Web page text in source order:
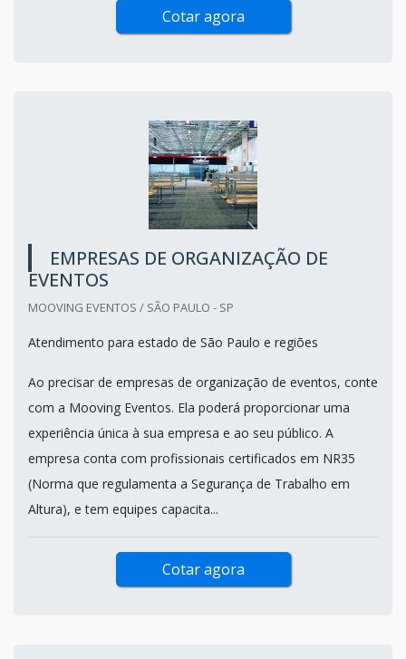
Cotar agora
EMPRESAS DE ORGANIZAÇÃO DE
EVENTOS
MOOVING EVENTOS / SÃO PAULO - SP
Atendimento para estado de São Paulo e regiões
Ao precisar de empresas de organização de eventos, conte
com a Mooving Eventos. Ela poderá proporcionar uma
experiência única à sua empresa e ao seu público. A
empresa conta com profissionais certificados em NR35
(Norma que regulamenta a Segurança de Trabalho em
Altura), e tem equipes capacita...
Cotar agora